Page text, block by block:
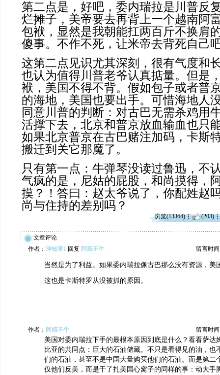
第二点是，好吧，委内瑞拉是川普反
烂摊子，美帝要去再背上一个越南阿
包袱，显然是我朝能扛两百斤不换肩
傻事。不作不死，让米帝去背死自己
这第二点见识尤其深刻，很有气度和
也认为值得川普老爷认真掂量。但是
袱，美国不得不背。假如包子或者普
的海地，美国也要出手。可惜海地人
同意川普的判断：对古巴无需杀鸡用
活撑下去，北京和普京放血输血也只
如果北京普京在古巴赌注加码，卡斯
搬迁到关它那魔了。
只有第一点：牛弹琴没读过鲁迅，不
气疯的是，尼姑的屁股，和尚摸得，
摸？！答曰：赵太爷说了，你配姓赵
尚与住持的差别吗？
浏览(13364) (203)
文章评论
作者： 洋知青1 回复 阿妞不牛 留言时间
当然是为了利益。如果委内瑞拉像古巴那么没有资源，美
这也是卡斯特罗从没被抓的原因。
作者： 阿妞不牛 留言时间
美国对委内瑞拉下手的最根本原因到底是什么？看看萨达
比亚的共同点：巨大的石油储藏。不只是看得见的油，也
们的石油，甚至不是中国大量购买他们的石油。而是第二
仅他们反美，而是干了扎美国心窝子的同样的事：动大手